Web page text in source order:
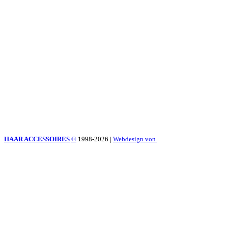
HAAR ACCESSOIRES © 1998-2026 | Webdesign von